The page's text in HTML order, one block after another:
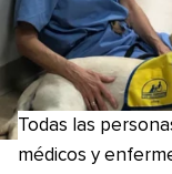
Todas las
médicos y